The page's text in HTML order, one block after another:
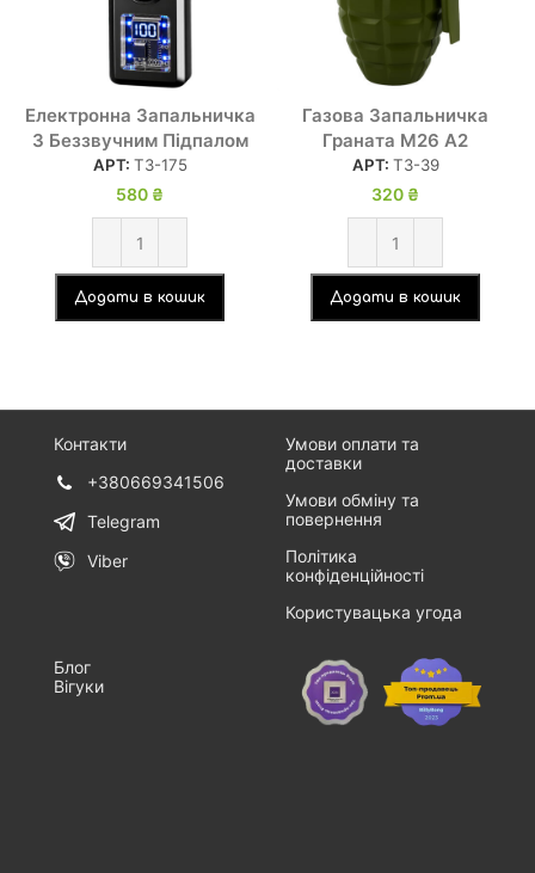
Електронна Запальничка
З Беззвучним Підпалом
АРТ: ТЗ-175
580 ₴
Додати в кошик
Газова Запальничка
Граната М26 А2
АРТ: ТЗ-39
320 ₴
Додати в кошик
Контакти
+380669341506
Telegram
Viber
Умови оплати та
доставки
Умови обміну та
повернення
Політика
конфіденційності
Користувацька угода
Блог
Вігуки